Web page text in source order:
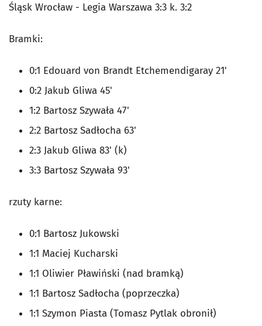
Śląsk Wrocław - Legia Warszawa 3:3 k. 3:2
Bramki:
0:1 Edouard von Brandt Etchemendigaray 21'
0:2 Jakub Gliwa 45'
1:2 Bartosz Szywała 47'
2:2 Bartosz Sadłocha 63'
2:3 Jakub Gliwa 83' (k)
3:3 Bartosz Szywała 93'
rzuty karne:
0:1 Bartosz Jukowski
1:1 Maciej Kucharski
1:1 Oliwier Pławiński (nad bramką)
1:1 Bartosz Sadłocha (poprzeczka)
1:1 Szymon Piasta (Tomasz Pytlak obronił)